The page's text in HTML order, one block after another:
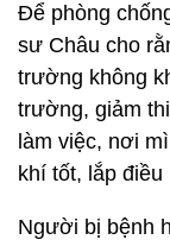
Để phòng
sư Châu cho
trường không
trường, giảm
làm việc, nơi
khí tốt, lắp
Người bị bệnh